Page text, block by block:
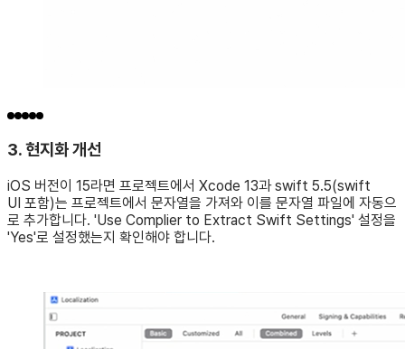
3. 현지화 개선
iOS 버전이 15라면 프로젝트에서 Xcode 13과 swift 5.5(swift
UI 포함)는 프로젝트에서 문자열을 가져와 이를 문자열 파일에 자동으
로 추가합니다. 'Use Complier to Extract Swift Settings' 설정을
'Yes'로 설정했는지 확인해야 합니다.